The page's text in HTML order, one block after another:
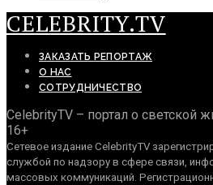
CELEBRITY.TV
ЗАКАЗАТЬ РЕПОРТАЖ
О НАС
СОТРУДНИЧЕСТВО
CelebrityTV – портал о светской
16+
Сетевое издание CelebrityTV
службой по надзору в сфере связи,
массовых коммуникаций.